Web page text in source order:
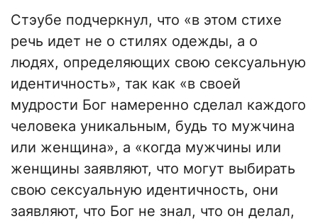
Стэубе подчеркнул, что «в этом стихе
речь идет не о стилях одежды, а о
людях, определяющих свою сексуальную
идентичность», так как «в своей
мудрости Бог намеренно сделал каждого
человека уникальным, будь то мужчина
или женщина», а «когда мужчины или
женщины заявляют, что могут выбирать
свою сексуальную идентичность, они
заявляют, что Бог не знал, что он делал,